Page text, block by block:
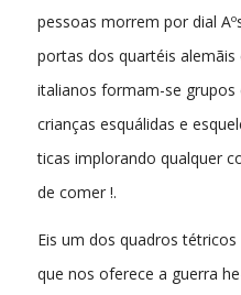
pessoas morrem por dial
portas dos quartéis alemãis
italianos formam-se grupos
crianças esquálidas e
ticas implorando qualquer
de comer !.
Eis um dos quadros tétricos
que nos oferece a guerra